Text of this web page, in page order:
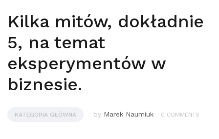
Kilka mitów, dokładnie
5, na temat
eksperymentów w
biznesie.
KATEGORIA GŁÓWNA by Marek Naumiuk 0 COMMENTS